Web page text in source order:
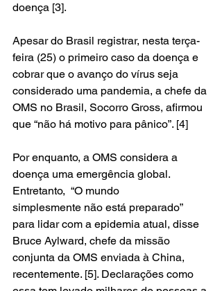
doença [3].
Apesar do Brasil registrar, nesta terça-
feira (25) o primeiro caso da doença e
cobrar que o avanço do vírus seja
considerado uma pandemia, a chefe da
OMS no Brasil, Socorro Gross, afirmou
que “não há motivo para pânico”. [4]
Por enquanto, a OMS considera a
doença uma emergência global.
Entretanto,  “O mundo
simplesmente não está preparado”
para lidar com a epidemia atual, disse
Bruce Aylward, chefe da missão
conjunta da OMS enviada à China,
recentemente. [5]. Declarações como